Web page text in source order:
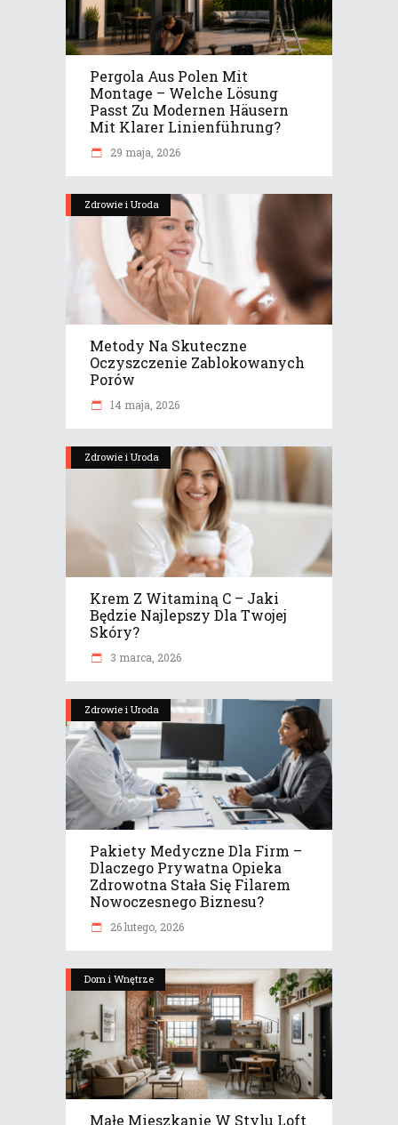
Pergola Aus Polen Mit
Montage – Welche Lösung
Passt Zu Modernen Häusern
Mit Klarer Linienführung?
29 maja, 2026
Zdrowie i Uroda
Metody Na Skuteczne
Oczyszczenie Zablokowanych
Porów
14 maja, 2026
Zdrowie i Uroda
Krem Z Witaminą C – Jaki
Będzie Najlepszy Dla Twojej
Skóry?
3 marca, 2026
Zdrowie i Uroda
Pakiety Medyczne Dla Firm –
Dlaczego Prywatna Opieka
Zdrowotna Stała Się Filarem
Nowoczesnego Biznesu?
26 lutego, 2026
Dom i Wnętrze
Małe Mieszkanie W Stylu Loft